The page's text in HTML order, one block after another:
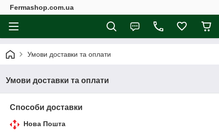
Fermashop.com.ua
Умови доставки та оплати
Умови доставки та оплати
Способи доставки
Нова Пошта